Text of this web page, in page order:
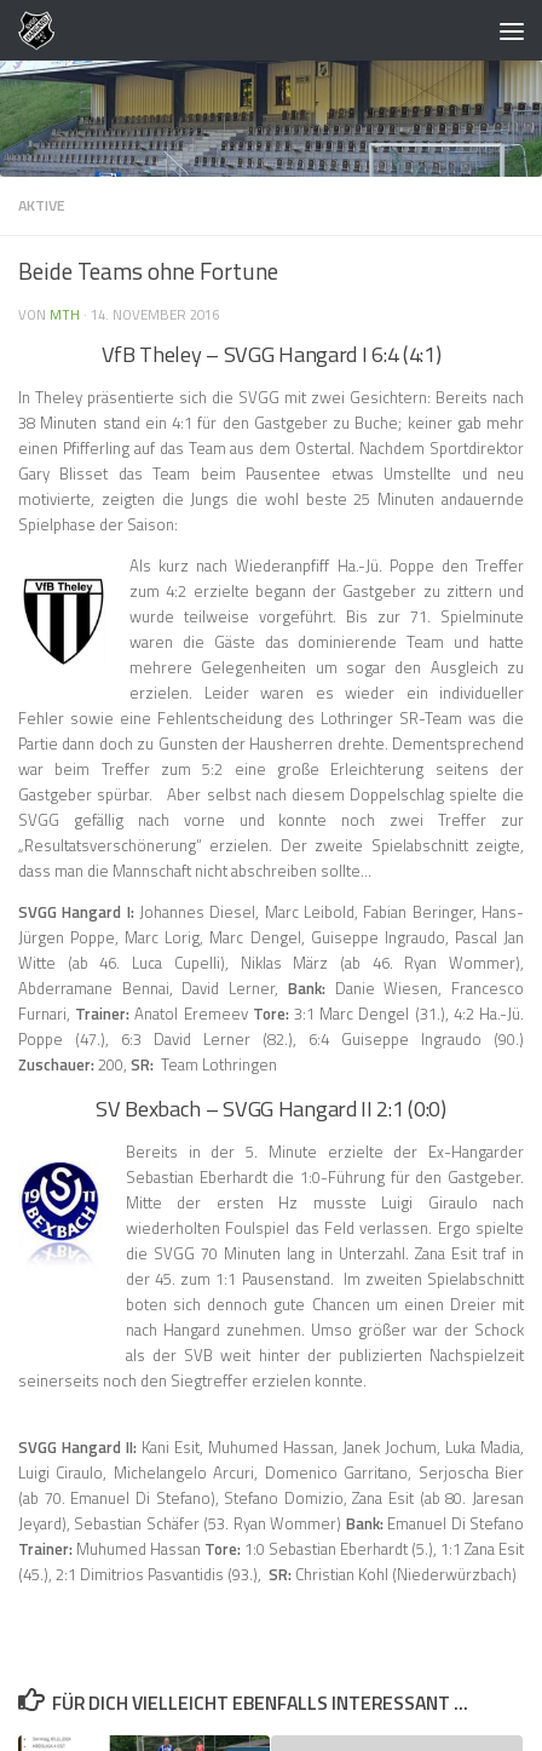
Zum Inhalt springen
AKTIVE
Beide Teams ohne Fortune
VON MTH · 14. NOVEMBER 2016
VfB Theley – SVGG Hangard I 6:4 (4:1)
In Theley präsentierte sich die SVGG mit zwei Gesichtern: Bereits nach
38 Minuten stand ein 4:1 für den Gastgeber zu Buche; keiner gab mehr
einen Pfifferling auf das Team aus dem Ostertal. Nachdem Sportdirektor
Gary Blisset das Team beim Pausentee etwas Umstellte und neu
motivierte, zeigten die Jungs die wohl beste 25 Minuten andauernde
Spielphase der Saison:
Als kurz nach Wiederanpfiff Ha.-Jü. Poppe den Treffer
zum 4:2 erzielte begann der Gastgeber zu zittern und
wurde teilweise vorgeführt. Bis zur 71. Spielminute
waren die Gäste das dominierende Team und hatte
mehrere Gelegenheiten um sogar den Ausgleich zu
erzielen. Leider waren es wieder ein individueller
Fehler sowie eine Fehlentscheidung des Lothringer SR-Team was die
Partie dann doch zu Gunsten der Hausherren drehte. Dementsprechend
war beim Treffer zum 5:2 eine große Erleichterung seitens der
Gastgeber spürbar. Aber selbst nach diesem Doppelschlag spielte die
SVGG gefällig nach vorne und konnte noch zwei Treffer zur
„Resultatsverschönerung“ erzielen. Der zweite Spielabschnitt zeigte,
dass man die Mannschaft nicht abschreiben sollte…
SVGG Hangard I: Johannes Diesel, Marc Leibold, Fabian Beringer, Hans-
Jürgen Poppe, Marc Lorig, Marc Dengel, Guiseppe Ingraudo, Pascal Jan
Witte (ab 46. Luca Cupelli), Niklas März (ab 46. Ryan Wommer),
Abderramane Bennai, David Lerner, Bank: Danie Wiesen, Francesco
Furnari, Trainer: Anatol Eremeev Tore: 3:1 Marc Dengel (31.), 4:2 Ha.-Jü.
Poppe (47.), 6:3 David Lerner (82.), 6:4 Guiseppe Ingraudo (90.)
Zuschauer: 200, SR: Team Lothringen
SV Bexbach – SVGG Hangard II 2:1 (0:0)
Bereits in der 5. Minute erzielte der Ex-Hangarder
Sebastian Eberhardt die 1:0-Führung für den Gastgeber.
Mitte der ersten Hz musste Luigi Giraulo nach
wiederholten Foulspiel das Feld verlassen. Ergo spielte
die SVGG 70 Minuten lang in Unterzahl. Zana Esit traf in
der 45. zum 1:1 Pausenstand. Im zweiten Spielabschnitt
boten sich dennoch gute Chancen um einen Dreier mit
nach Hangard zunehmen. Umso größer war der Schock
als der SVB weit hinter der publizierten Nachspielzeit
seinerseits noch den Siegtreffer erzielen konnte.
SVGG Hangard II: Kani Esit, Muhumed Hassan, Janek Jochum, Luka Madia,
Luigi Ciraulo, Michelangelo Arcuri, Domenico Garritano, Serjoscha Bier
(ab 70. Emanuel Di Stefano), Stefano Domizio, Zana Esit (ab 80. Jaresan
Jeyard), Sebastian Schäfer (53. Ryan Wommer) Bank: Emanuel Di Stefano
Trainer: Muhumed Hassan Tore: 1:0 Sebastian Eberhardt (5.), 1:1 Zana Esit
(45.), 2:1 Dimitrios Pasvantidis (93.), SR: Christian Kohl (Niederwürzbach)
FÜR DICH VIELLEICHT EBENFALLS INTERESSANT …